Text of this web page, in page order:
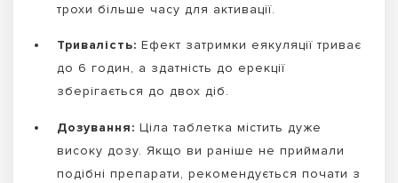
трохи більше часу для активації.
Тривалість: Ефект затримки еякуляції триває
до 6 годин, а здатність до ерекції
зберігається до двох діб.
Дозування: Ціла таблетка містить дуже
високу дозу. Якщо ви раніше не приймали
подібні препарати, рекомендується почати з